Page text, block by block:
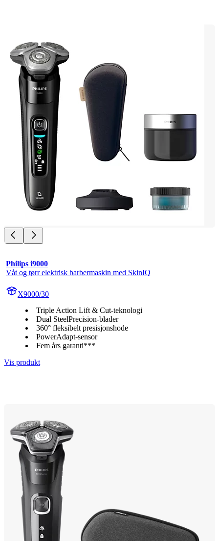
Philips i9000
Våt og tørr elektrisk barbermaskin med SkinIQ
X9000/30
Triple Action Lift & Cut-teknologi
Dual SteelPrecision-blader
360° fleksibelt presisjonshode
PowerAdapt-sensor
Fem års garanti***
Vis produkt